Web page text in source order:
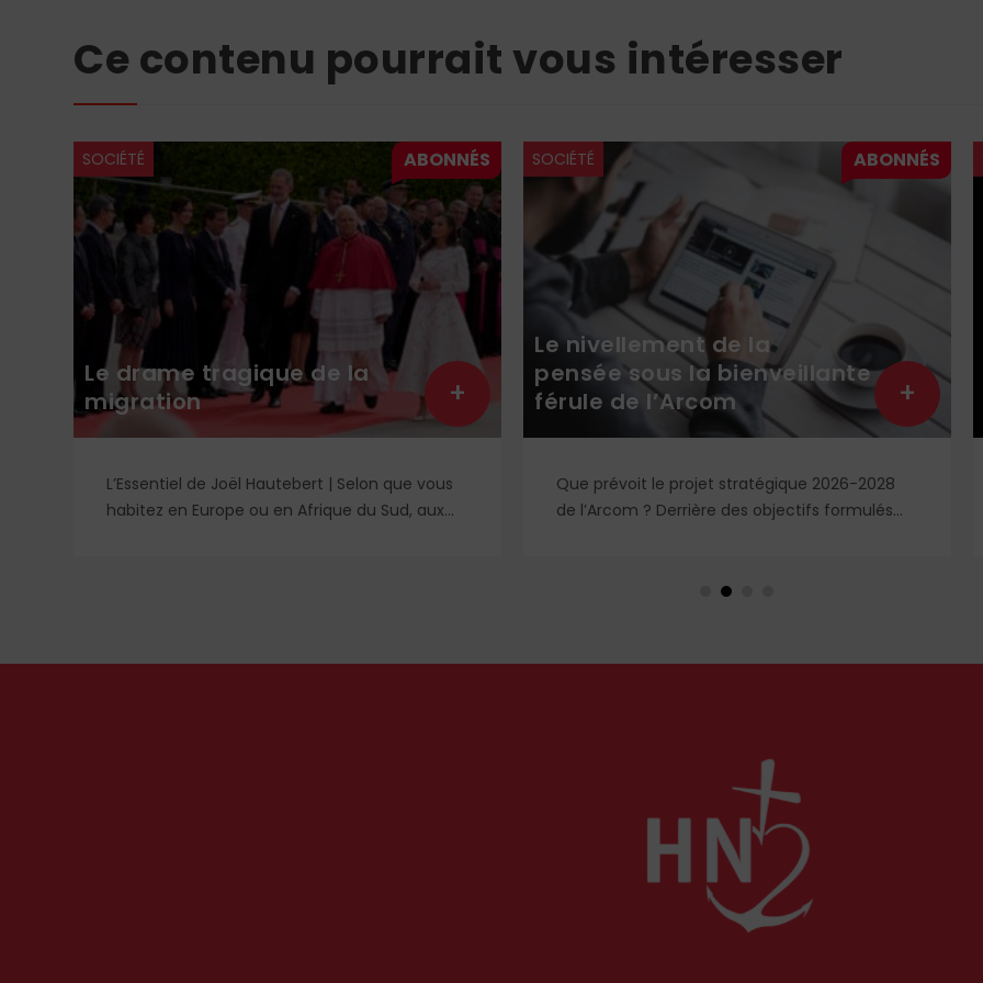
Ce contenu pourrait vous intéresser
SOCIÉTÉ
Le drame tragique de la
migration
L’Essentiel de Joël Hautebert | Selon que vous
habitez en Europe ou en Afrique du Sud, aux
rester chez eux, comme l'a rappelé Léon XIV
+
SOCIÉTÉ
Le nivellement de la
pensée sous la bienveillante
férule de l’Arcom
Que prévoit le projet stratégique 2026-2028
de l’Arcom ? Derrière des objectifs formulés
se dessine un système liberticide de
+